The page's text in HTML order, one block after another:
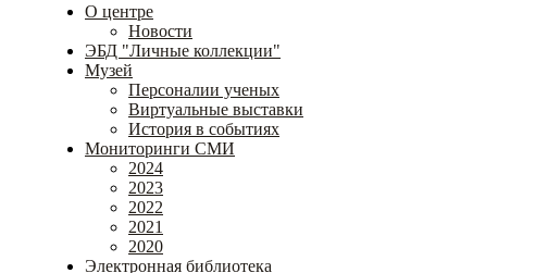
О центре
Новости
ЭБД "Личные коллекции"
Музей
Персоналии ученых
Виртуальные выставки
История в событиях
Мониторинги СМИ
2024
2023
2022
2021
2020
Электронная библиотека